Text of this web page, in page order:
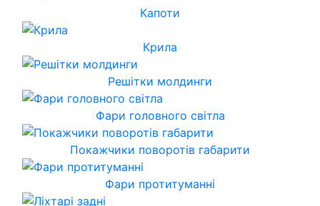
Капоти
Крила
Решітки молдинги
Фари головного світла
Покажчики поворотів габарити
Фари протитуманні